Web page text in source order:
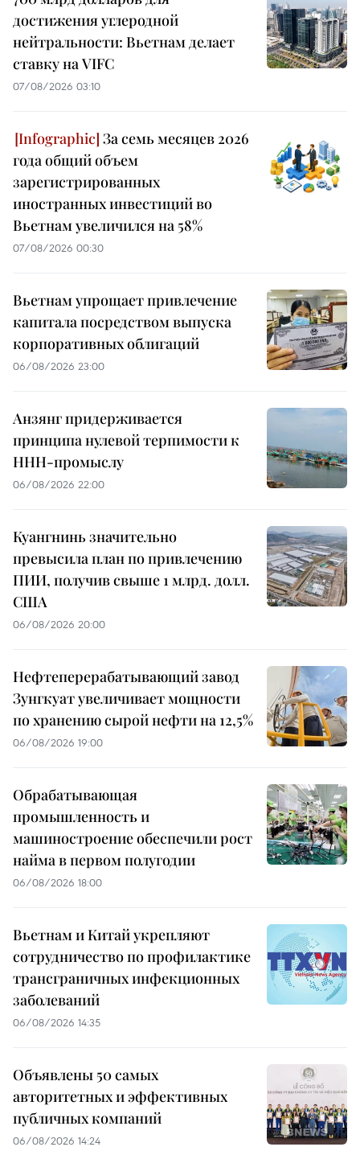
достижения углеродной
нейтральности: Вьетнам делает
ставку на VIFC
07/08/2026 03:10
За семь месяцев 2026
года общий объем
зарегистрированных
иностранных инвестиций во
Вьетнам увеличился на 58%
07/08/2026 00:30
Вьетнам упрощает привлечение
капитала посредством выпуска
корпоративных облигаций
06/08/2026 23:00
Анзянг придерживается
принципа нулевой терпимости к
ННН-промыслу
06/08/2026 22:00
Куангнинь значительно
превысила план по привлечению
ПИИ, получив свыше 1 млрд. долл.
США
06/08/2026 20:00
Нефтеперерабатывающий завод
Зунгкуат увеличивает мощности
по хранению сырой нефти на 12,5%
06/08/2026 19:00
Обрабатывающая
промышленность и
машиностроение обеспечили рост
найма в первом полугодии
06/08/2026 18:00
Вьетнам и Китай укрепляют
сотрудничество по профилактике
трансграничных инфекционных
заболеваний
06/08/2026 14:35
Объявлены 50 самых
авторитетных и эффективных
публичных компаний
06/08/2026 14:24